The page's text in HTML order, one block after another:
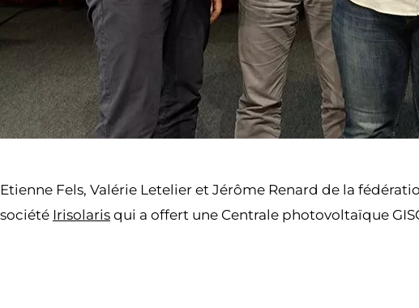
Etienne Fels, Valérie Letelier et Jérôme Renard de la
société Irisolaris qui a offert une Centrale photovoltaïque